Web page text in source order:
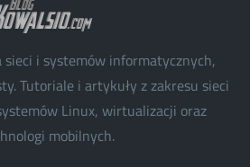
i systemów informatycznych,
Tutoriale i artykuły z zakresu sieci
Linux, wirtualizacji oraz
mobilnych.